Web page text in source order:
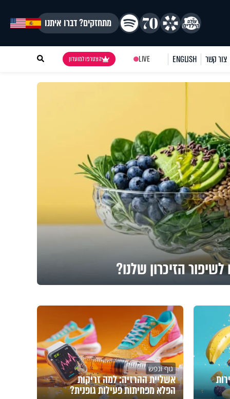
מתחזקים? דברו איתנו
צור קשר ENGLISH
LIVE הצטרפו למועדון
הזיכרון שלנו?
גוף ונפש
אשליית ההרזיה: למה זריקות
הפלא מפחיתות פעילות גופנית?